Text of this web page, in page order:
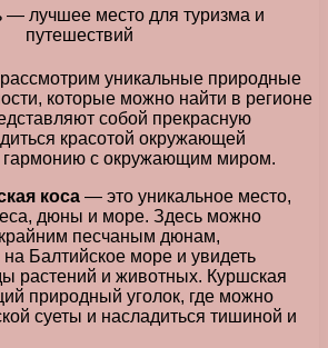
уникальные природные
которые можно найти в регионе
собой прекрасную
красотой окружающей
гармонию с окружающим миром.
коса — это уникальное место,
дюны и море. Здесь можно
песчаным дюнам,
Балтийское море и увидеть
растений и животных. Куршская
природный уголок, где можно
суеты и насладиться тишиной и